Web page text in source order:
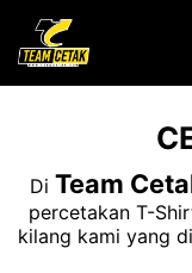
Di Team
percetakan T-
kilang kami yang